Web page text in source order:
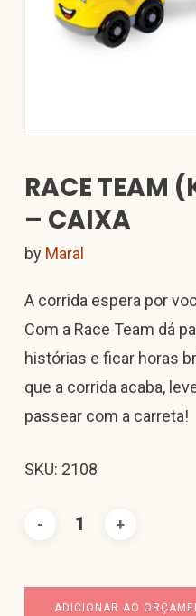
RACE TEAM
– CAIXA
by Maral
A corrida espera por
Com a Race Team dá
histórias e ficar horas
que a corrida acaba,
passear com a carreta!
SKU: 2108
ADICIONAR AO